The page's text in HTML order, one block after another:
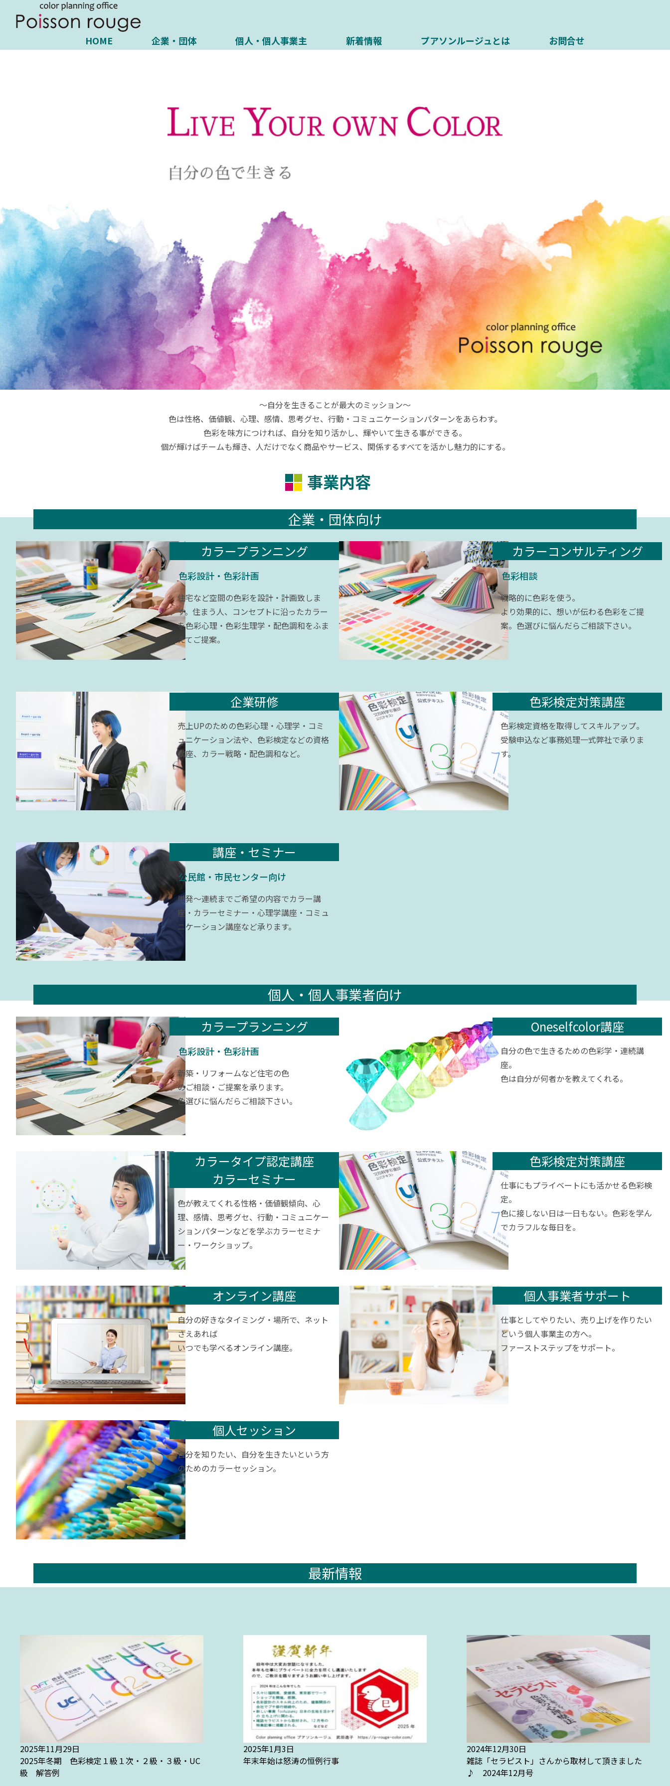
HOME 企業・団体 個人・個人事業主 新着情報 プアソンルージュとは お問合せ
～自分を生きることが最大のミッション～
色は性格、価値観、心理、感情、思考グセ、行動・コミュニケーションパターンをあらわす。
色彩を味方につければ、自分を知り活かし、輝やいて生きる事ができる。
個が輝けばチームも輝き、人だけでなく商品やサービス、関係するすべてを活かし魅力的にする。
事業内容
企業・団体向け
カラープランニング
色彩設計・色彩計画
住宅など空間の色彩を設計・計画致しま
す。住まう人、コンセプトに沿ったカラー
を色彩心理・色彩生理学・配色調和をふま
えてご提案。
カラーコンサルティング
色彩相談
戦略的に色彩を使う。
より効果的に、想いが伝わる色彩をご提
案。色選びに悩んだらご相談下さい。
企業研修
売上UPのための色彩心理・心理学・コミ
ュニケーション法や、色彩検定などの資格
講座、カラー戦略・配色調和など。
色彩検定対策講座
色彩検定資格を取得してスキルアップ。
受験申込など事務処理一式弊社で承りま
す。
講座・セミナー
公民館・市民センター向け
単発～連続までご希望の内容でカラー講
座・カラーセミナー・心理学講座・コミュ
ニケーション講座など承ります。
個人・個人事業者向け
カラープランニング
色彩設計・色彩計画
新築・リフォームなど住宅の⾊
のご相談・ご提案を承ります。
色選びに悩んだらご相談下さい。
Oneselfcolor講座
自分の色で生きるための色彩学・連続講
座。
色は自分が何者かを教えてくれる。
カラータイプ認定講座
カラーセミナー
色が教えてくれる性格・価値観傾向、心
理、感情、思考グセ、行動・コミュニケー
ションパターンなどを学ぶカラーセミナ
ー・ワークショップ。
色彩検定対策講座
仕事にもプライベートにも活かせる色彩検
定。
色に接しない日は一日もない。色彩を学ん
でカラフルな毎日を。
オンライン講座
自分の好きなタイミング・場所で、ネット
さえあれば
いつでも学べるオンライン講座。
個人事業者サポート
仕事としてやりたい、売り上げを作りたい
という個⼈事業主の方へ。
ファーストステップをサポート。
個人セッション
自分を知りたい、自分を生きたいという方
のためのカラーセッション。
最新情報
2025年11月29日
2025年冬期 色彩検定１級１次・２級・３級・UC
級 解答例
2025年1月3日
年末年始は怒涛の恒例行事
2024年12月30日
雑誌「セラピスト」さんから取材して頂きました
♪ 2024年12月号